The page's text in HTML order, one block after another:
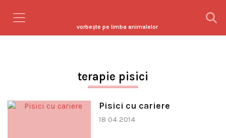
vorbeşte pe limba animalelor
terapie pisici
Pisici cu cariere
18 04 2014